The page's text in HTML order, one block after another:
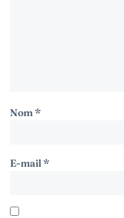
Nom*
E-mail*